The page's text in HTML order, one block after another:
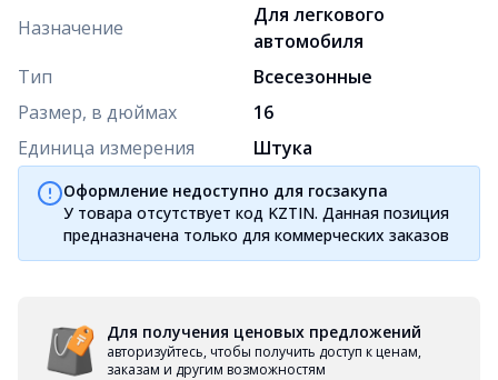
Назначение
Для легкового
автомобиля
Тип
Всесезонные
Размер, в дюймах
16
Единица измерения
Штука
Оформление недоступно для госзакупа
У товара отсутствует код KZTIN. Данная позиция
предназначена только для коммерческих заказов
Для получения ценовых предложений
авторизуйтесь, чтобы получить доступ к ценам,
заказам и другим возможностям